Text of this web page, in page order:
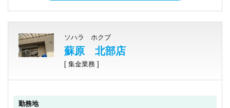
ソハラ ホクブ
蘇原 北部店
[ 集金業務 ]
勤務地